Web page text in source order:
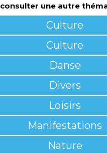
consulter une autre
Culture
Culture
Danse
Divers
Loisirs
Manifestations
Nature